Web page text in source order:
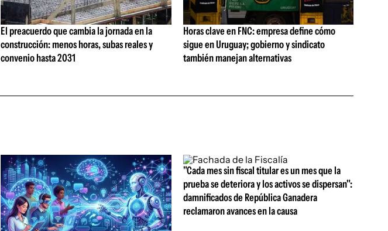
El preacuerdo que cambia la jornada en la
construcción: menos horas, subas reales y
convenio hasta 2031
Horas clave en FNC: empresa define cómo
sigue en Uruguay; gobierno y sindicato
también manejan alternativas
"Cada mes sin fiscal titular es un mes que la
prueba se deteriora y los activos se dispersan":
damnificados de República Ganadera
reclamaron avances en la causa